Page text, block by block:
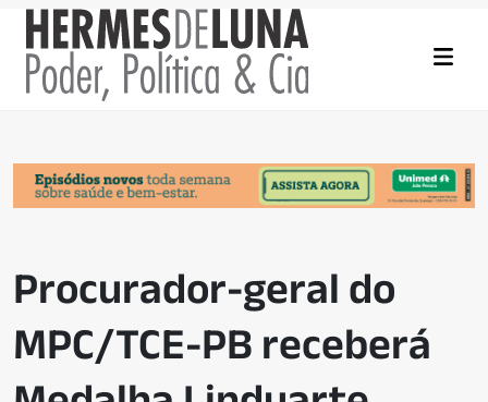
Procurador-geral do
MPC/TCE-PB receberá